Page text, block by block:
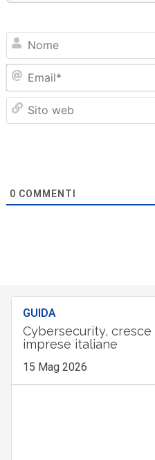
0 COMMENTI
GUIDA
Cybersecurity,
imprese italiane
15 Mag 2026